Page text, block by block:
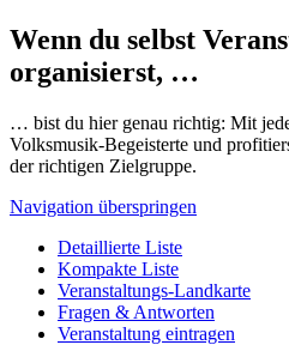
Wenn du selbst
organisierst, …
… bist du hier genau richtig: Mit
Volksmusik-Begeisterte und
der richtigen Zielgruppe.
Navigation überspringen
Detaillierte Liste
Kompakte Liste
Veranstaltungs-Landkarte
Fragen & Antworten
Veranstaltung eintragen